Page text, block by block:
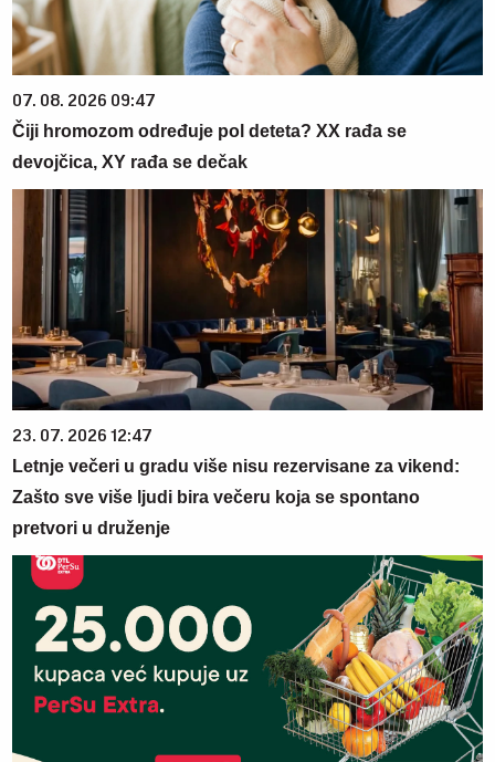
07. 08. 2026 09:47
Čiji hromozom određuje pol deteta? XX rađa se
devojčica, XY rađa se dečak
23. 07. 2026 12:47
Letnje večeri u gradu više nisu rezervisane za vikend:
Zašto sve više ljudi bira večeru koja se spontano
pretvori u druženje